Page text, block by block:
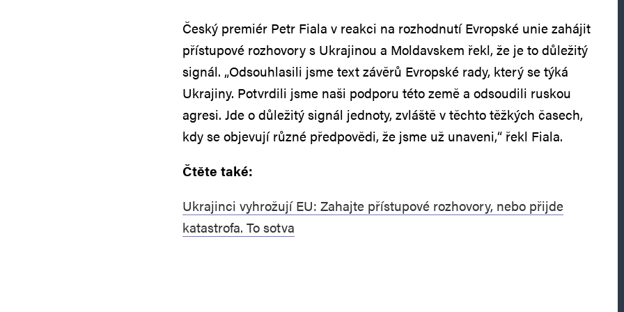
Český premiér Petr Fiala v reakci na rozhodnutí Evropské unie zahájit
přístupové rozhovory s Ukrajinou a Moldavskem řekl, že je to důležitý
signál. „Odsouhlasili jsme text závěrů Evropské rady, který se týká
Ukrajiny. Potvrdili jsme naši podporu této země a odsoudili ruskou
agresi. Jde o důležitý signál jednoty, zvláště v těchto těžkých časech,
kdy se objevují různé předpovědi, že jsme už unaveni,“ řekl Fiala.
Čtěte také:
Ukrajinci vyhrožují EU: Zahajte přístupové rozhovory, nebo přijde
katastrofa. To sotva